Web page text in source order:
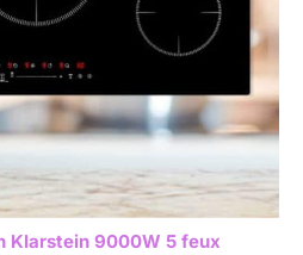
Klarstein 9000W 5 feux